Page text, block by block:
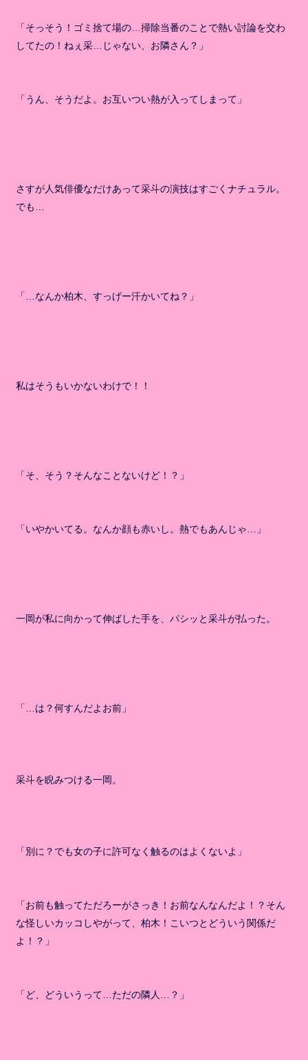
「そっそう！ゴミ捨て場の…掃除当番のことで熱い討論を交わ
してたの！ねぇ采…じゃない、お隣さん？」
「うん、そうだよ。お互いつい熱が入ってしまって」
さすが人気俳優なだけあって采斗の演技はすごくナチュラル。
でも…
「…なんか柏木、すっげー汗かいてね？」
私はそうもいかないわけで！！
「そ、そう？そんなことないけど！？」
「いやかいてる。なんか顔も赤いし。熱でもあんじゃ…」
一岡が私に向かって伸ばした手を、パシッと采斗が払った。
「…は？何すんだよお前」
采斗を睨みつける一岡。
「別に？でも女の子に許可なく触るのはよくないよ」
「お前も触ってただろーがさっき！お前なんなんだよ！？そん
な怪しいカッコしやがって、柏木！こいつとどういう関係だ
よ！？」
「ど、どういうって…ただの隣人…？」